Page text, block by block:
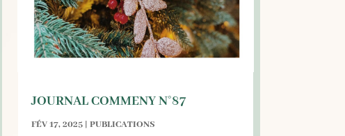
JOURNAL COMMENY N°87
FÉV 17, 2025| PUBLICATIONS